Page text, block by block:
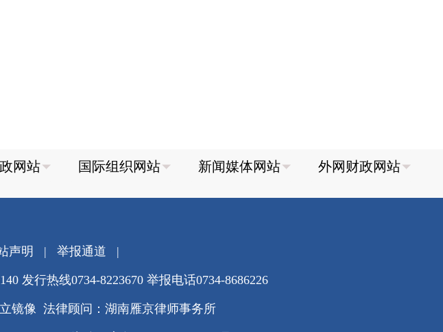
声明 | 举报通道 |
发行热线0734-8223670 举报电话0734-8686226
镜像 法律顾问：湖南雁京律师事务所